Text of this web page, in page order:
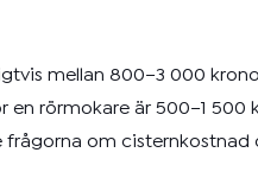
mellan 800–3 000
en rörmokare är 500–1
frågorna om